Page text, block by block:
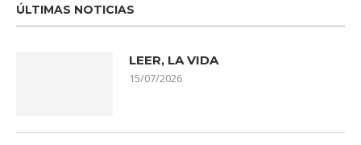
ÚLTIMAS NOTICIAS
LEER, LA VIDA
15/07/2026